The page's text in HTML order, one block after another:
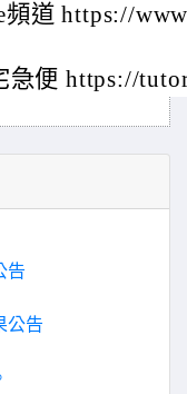
道 https://
急便 https://
告
公告